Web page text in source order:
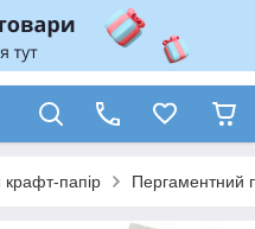
крафт-папір Пергаментний